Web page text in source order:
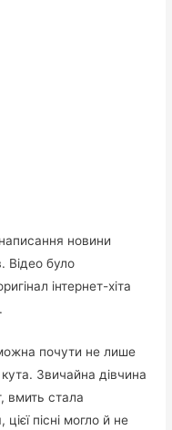
новини
Відео було
інтернет-хіта
почути не лише
Звичайна дівчина
вмить стала
пісні могло й не